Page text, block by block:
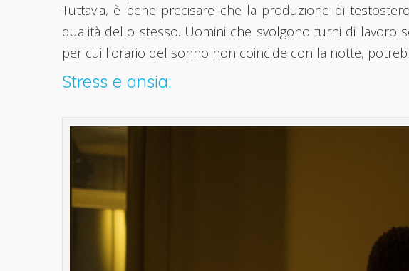
Tuttavia, è bene precisare che la produzione di
qualità dello stesso. Uomini che svolgono turni di lavoro
per cui l’orario del sonno non coincide con la notte,
Stress e ansia: